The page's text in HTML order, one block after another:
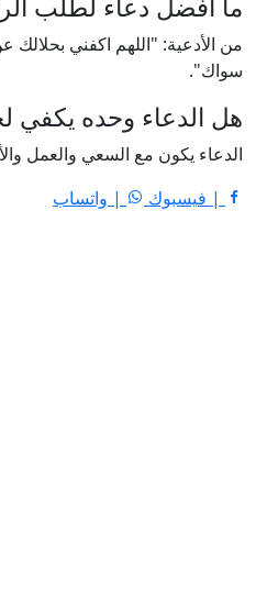
من الأدعية: "اللهم اكفني
سواك".
هل الدعاء وحده يكفي
الدعاء يكون مع السعي والعمل
| فيسبوك
| واتساب